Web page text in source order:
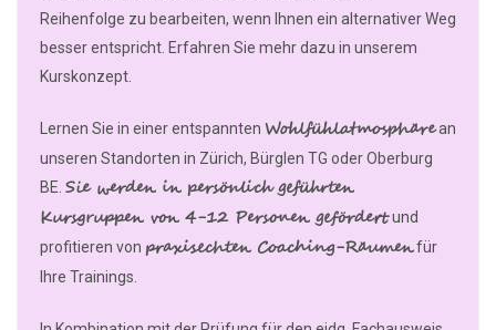
Reihenfolge zu bearbeiten, wenn Ihnen ein alternativer Weg
besser entspricht. Erfahren Sie mehr dazu in unserem
Kurskonzept.
Lernen Sie in einer entspannten Wohlfühlatmosphärean
unseren Standorten in Zürich, Bürglen TG oder Oberburg
BE. Sie werden in persönlich geführten
Kursgruppen von 4-12 Personen gefördertund
profitieren von praxisechten Coaching-Räumenfür
Ihre Trainings.